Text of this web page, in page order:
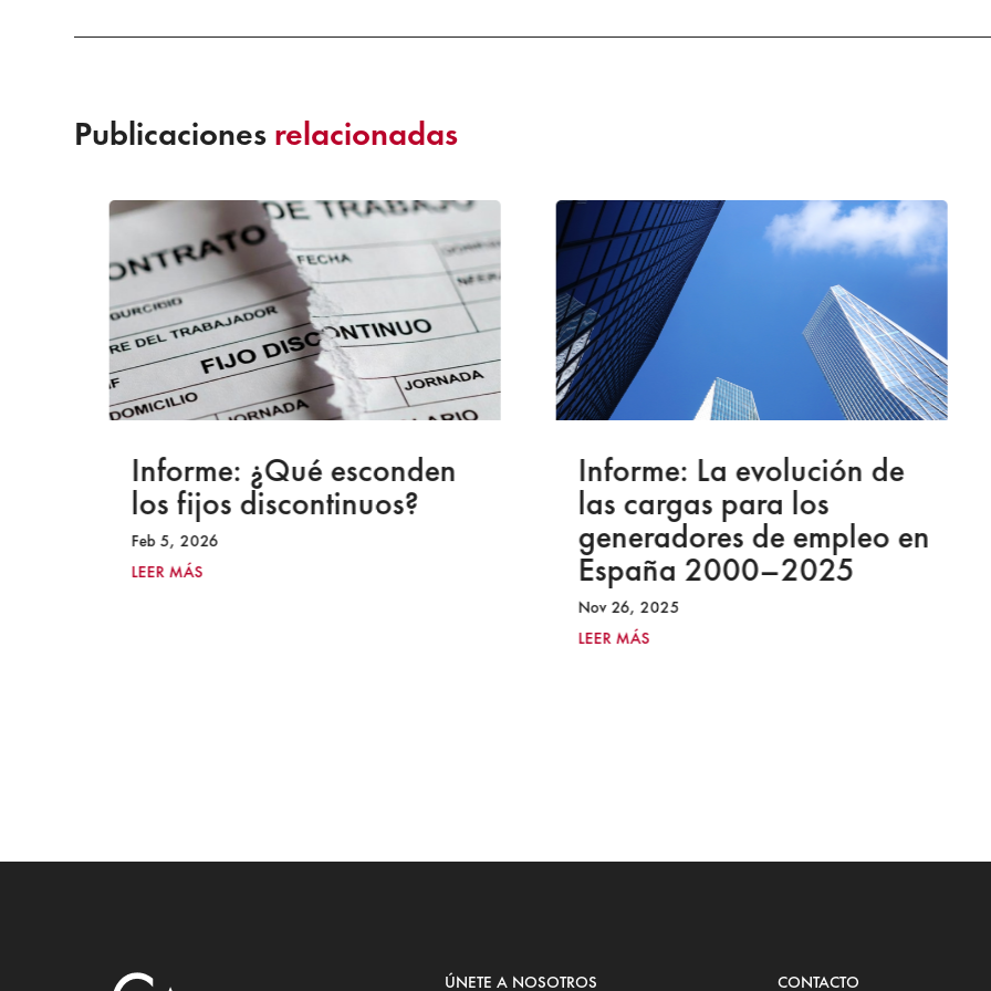
Publicaciones relacionadas
Informe: ¿Qué esconden
los fijos discontinuos?
Feb 5, 2026
LEER MÁS
Informe: La evolución de
las cargas para los
generadores de empleo en
España 2000–2025
Nov 26, 2025
LEER MÁS
ÚNETE A NOSOTROS CONTACTO